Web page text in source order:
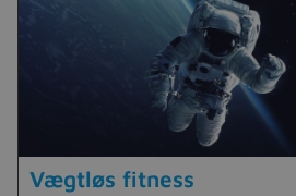
Vægtløs fitness